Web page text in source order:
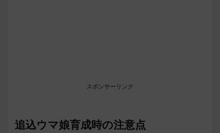
スポンサーリンク
追込ウマ娘育成時の注意点